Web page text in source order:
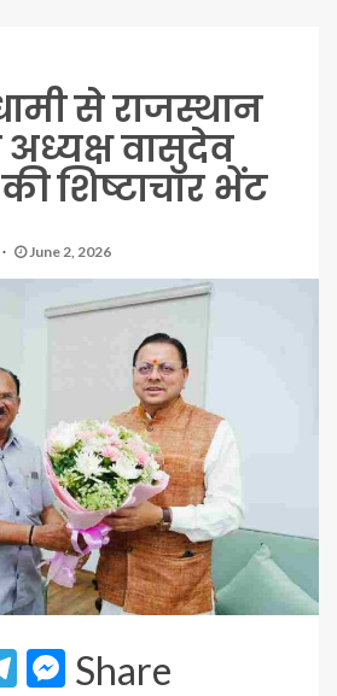
से राजस्थान
वासुदेव
शिष्टाचार भेंट
June 2, 2026
Telegram
Messenger
Share